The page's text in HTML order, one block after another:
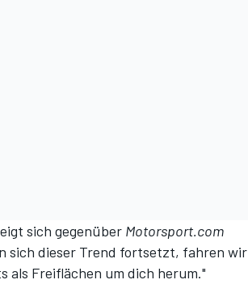
sich gegenüber Motorsport.com
sich dieser Trend fortsetzt, fahren wir
als Freiflächen um dich herum."